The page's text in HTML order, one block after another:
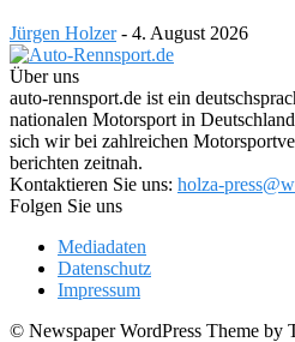
Jürgen Holzer - 4. August 2026
Über uns
auto-rennsport.de ist ein
nationalen Motorsport in
sich wir bei zahlreichen
berichten zeitnah.
Kontaktieren Sie uns: holza-
Folgen Sie uns
Mediadaten
Datenschutz
Impressum
© Newspaper WordPress Theme by